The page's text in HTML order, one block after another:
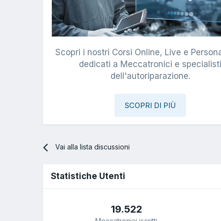
Scopri i nostri Corsi Online, Live e
dedicati a Meccatronici e specialisti
dell'autoriparazione.
SCOPRI DI PIÙ
Vai alla lista discussioni
Statistiche Utenti
19.522